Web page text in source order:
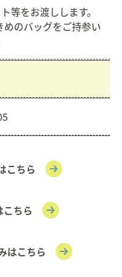
等をお渡しします。
のバッグをご持参い
こちら
こちら
はこちら